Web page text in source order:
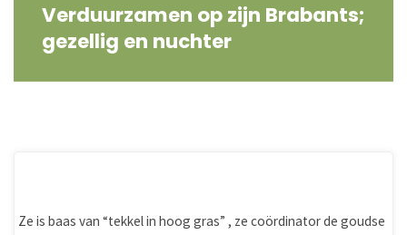
Verduurzamen op zijn Brabants;
gezellig en nuchter
Ze is baas van “tekkel in hoog gras” , ze coördinator de goudse